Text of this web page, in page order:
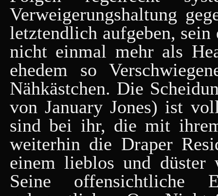
Verweigerungshaltung
letztendlich aufgeben,
nicht einmal mehr als
ehedem so
Nähkästchen. Die
von January Jones) ist
sind bei ihr, die mit
weiterhin die Draper
einem lieblos und düster
Seine offensichtliche